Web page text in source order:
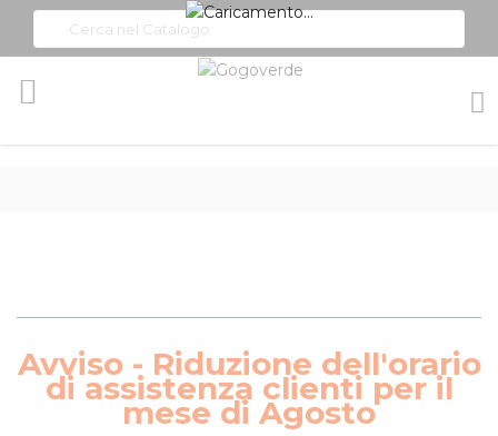
Avviso - Riduzione dell'orario
di assistenza clienti per il
mese di Agosto